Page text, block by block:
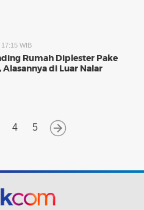
WIB
Rumah Diplester Pake
Alasannya di Luar Nalar
4 5